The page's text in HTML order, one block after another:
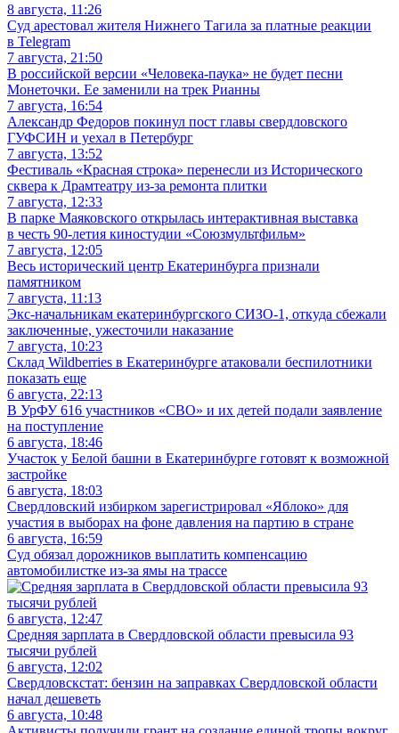
8 августа, 11:26
Суд арестовал жителя Нижнего Тагила за платные реакции
в Telegram
7 августа, 21:50
В российской версии «Человека-паука» не будет песни
Монеточки. Ее заменили на трек Рианны
7 августа, 16:54
Александр Федоров покинул пост главы свердловского
ГУФСИН и уехал в Петербург
7 августа, 13:52
Фестиваль «Красная строка» перенесли из Исторического
сквера к Драмтеатру из-за ремонта плитки
7 августа, 12:33
В парке Маяковского открылась интерактивная выставка
в честь 90-летия киностудии «Союзмультфильм»
7 августа, 12:05
Весь исторический центр Екатеринбурга признали
памятником
7 августа, 11:13
Экс-начальникам екатеринбургского СИЗО-1, откуда сбежали
заключенные, ужесточили наказание
7 августа, 10:23
Склад Wildberries в Екатеринбурге атаковали беспилотники
показать еще
6 августа, 22:13
В УрФУ 616 участников «СВО» и их детей подали заявление
на поступление
6 августа, 18:46
Участок у Белой башни в Екатеринбурге готовят к возможной
застройке
6 августа, 18:03
Свердловский избирком зарегистрировал «Яблоко» для
участия в выборах на фоне давления на партию в стране
6 августа, 16:59
Суд обязал дорожников выплатить компенсацию
автомобилистке из-за ямы на трассе
6 августа, 12:47
Средняя зарплата в Свердловской области превысила 93
тысячи рублей
6 августа, 12:02
Свердловскстат: бензин на заправках Свердловской области
начал дешеветь
6 августа, 10:48